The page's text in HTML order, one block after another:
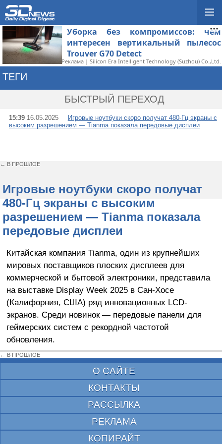
Уборка без компромиссов: чем
интересен вертикальный пылесос
Trouver G70 Detect
Реклама | Silicon Era Intelligent Technology (Suzhou) Co.,Ltd.
ТЕГИ
БЫСТРЫЙ ПЕРЕХОД
15:39 16.05.2025
Игровые ноутбуки скоро получат 480-Гц экраны с
высоким разрешением — Tianma показала передовые дисплеи
← В ПРОШЛОЕ
Игровые ноутбуки скоро получат
480-Гц экраны с высоким
разрешением — Tianma показала
передовые дисплеи
Китайская компания Tianma, один из крупнейших
мировых поставщиков плоских дисплеев для
коммерческой и бытовой электроники, представила
на выставке Display Week 2025 в Сан-Хосе
(Калифорния, США) ряд инновационных LCD-
экранов. Среди новинок — передовые панели для
геймерских систем с рекордной частотой
обновления.
← В ПРОШЛОЕ
О САЙТЕ
КОНТАКТЫ
РАССЫЛКА
РЕКЛАМА
КОПИРАЙТ